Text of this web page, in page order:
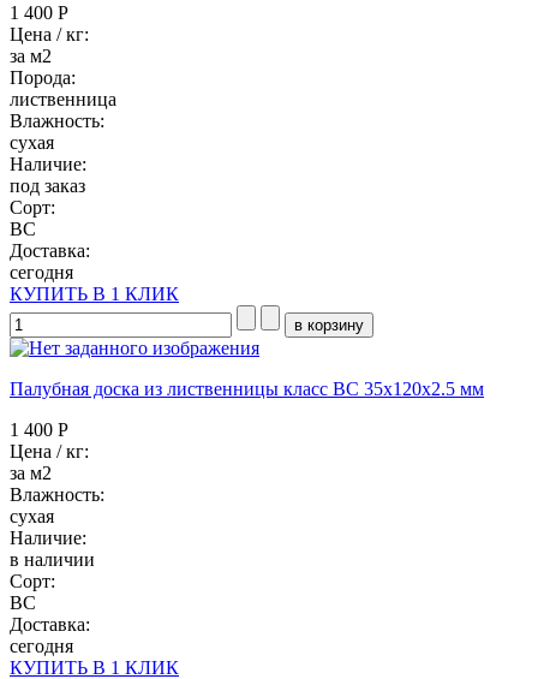
1 400 Р
Цена / кг:
за м2
Порода:
лиственница
Влажность:
сухая
Наличие:
под заказ
Сорт:
BC
Доставка:
сегодня
КУПИТЬ В 1 КЛИК
Палубная доска из лиственницы класс ВC 35x120x2.5 мм
1 400 Р
Цена / кг:
за м2
Влажность:
сухая
Наличие:
в наличии
Сорт:
BC
Доставка:
сегодня
КУПИТЬ В 1 КЛИК